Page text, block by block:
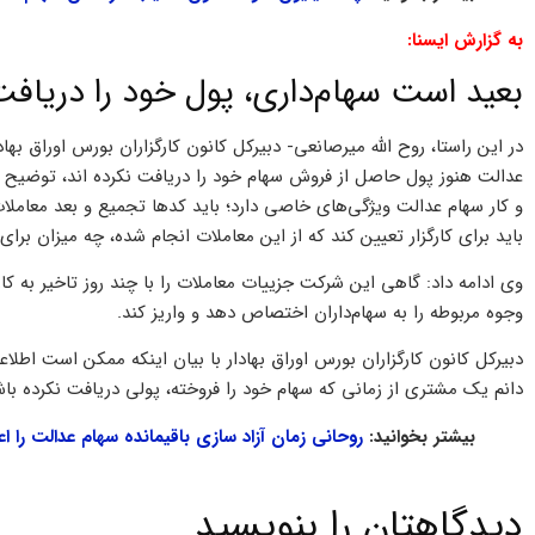
به گزارش ایسنا:
بعید است سهام‌داری، پول خود را
در این راستا، روح الله میرصانعی- دبیرکل کانون کارگزاران بورس اوراق
عدالت هنوز پول حاصل از فروش سهام خود را دریافت نکرده اند،
و کار سهام عدالت ویژگی‌های خاصی دارد؛ باید کدها تجمیع و بعد
باید برای کارگزار تعیین کند که از این معاملات انجام شده، چه میزان
وی ادامه داد: گاهی این شرکت جزییات معاملات را با چند روز تاخیر به
وجوه مربوطه را به سهام‌داران اختصاص دهد و واریز کند.
دبیرکل کانون کارگزاران بورس اوراق بهادار با بیان اینکه ممکن است
دانم یک مشتری از زمانی که سهام خود را فروخته، پولی دریافت نکرده
بیشتر بخوانید: روحانی زمان آزاد سازی باقیمانده سهام عدالت را